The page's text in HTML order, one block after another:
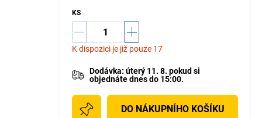
KS
K dispozici je již pouze 17
Dodávka: úterý 11. 8. pokud si
objednáte dnes do 15:00.
DO NÁKUPNÍHO KOŠÍKU